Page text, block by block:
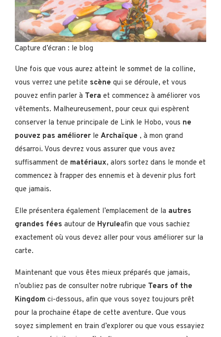
Capture d’écran : le blog
Une fois que vous aurez atteint le sommet de la colline,
vous verrez une petite scène qui se déroule, et vous
pouvez enfin parler à Tera et commencez à améliorer vos
vêtements. Malheureusement, pour ceux qui espèrent
conserver la tenue principale de Link le Hobo, vous ne
pouvez pas améliorer le Archaïque , à mon grand
désarroi. Vous devrez vous assurer que vous avez
suffisamment de matériaux, alors sortez dans le monde et
commencez à frapper des ennemis et à devenir plus fort
que jamais.
Elle présentera également l’emplacement de la autres
grandes fées autour de Hyruleafin que vous sachiez
exactement où vous devez aller pour vous améliorer sur la
carte.
Maintenant que vous êtes mieux préparés que jamais,
n’oubliez pas de consulter notre rubrique Tears of the
Kingdom ci-dessous, afin que vous soyez toujours prêt
pour la prochaine étape de cette aventure. Que vous
soyez simplement en train d’explorer ou que vous essayiez